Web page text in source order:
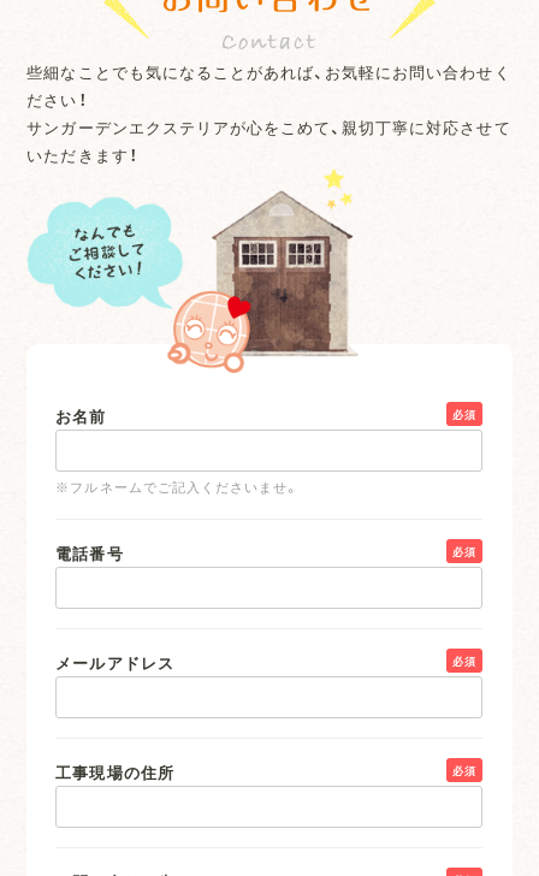
些細なことでも気になることがあれば、お気軽にお問い合わせく
ださい！
サンガーデンエクステリアが心をこめて、親切丁寧に対応させて
いただきます！
お名前 必須
※フルネームでご記入くださいませ。
電話番号 必須
メールアドレス 必須
工事現場の住所 必須